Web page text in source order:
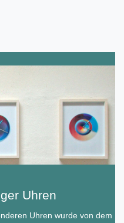
Uhren
Uhren wurde von dem